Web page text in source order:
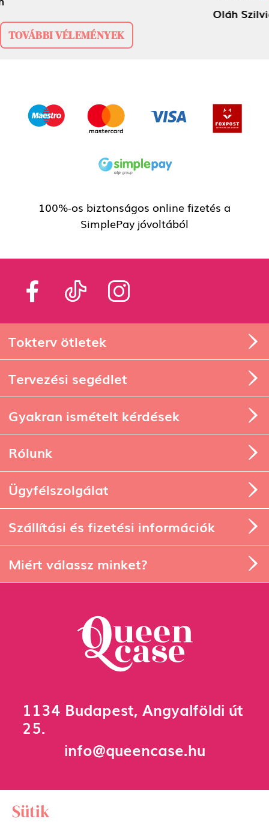
TOVÁBBI VÉLEMÉNYEK
100%-os biztonságos online fizetés a
SimplePay jóvoltából
Tokterv ötletek
Tervezési segédlet
Gyakran ismételt kérdések
Rólunk
Ügyfélszolgálat
Szállítási és fizetési információk
Miért válassz minket?
1134 Budapest, Angyalföldi út
25.
info@queencase.hu
Sütik